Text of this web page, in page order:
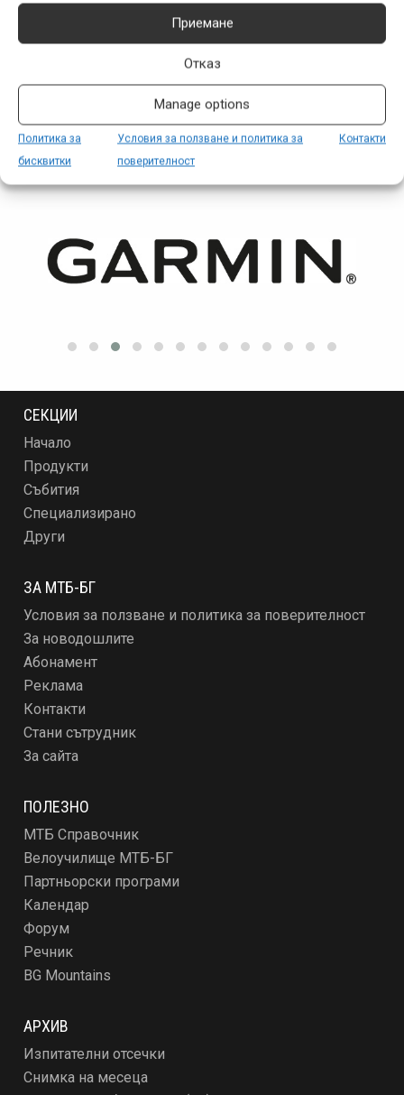
Приемане
Отказ
Manage options
Политика за
бисквитки
Условия за ползване и политика за
поверителност
Контакти
Снимка на деня | 09.08.2026
ПАРТНЬОРИ
СЕКЦИИ
Начало
Продукти
Събития
Специализирано
Други
ЗА МТБ-БГ
Условия за ползване и политика за поверителност
За новодошлите
Абонамент
Реклама
Контакти
Стани сътрудник
За сайта
ПОЛЕЗНО
МТБ Справочник
Велоучилище МТБ-БГ
Партньорски програми
Календар
Форум
Речник
BG Mountains
АРХИВ
Изпитателни отсечки
Снимка на месеца